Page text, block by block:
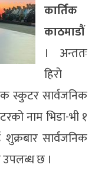
कार्तिक
काठमाडौं
। अन्ततः
हिरो
स्कुटर सार्वजनिक
नाम भिडा-भी १
सार्वजनिक
उपलब्ध छ ।